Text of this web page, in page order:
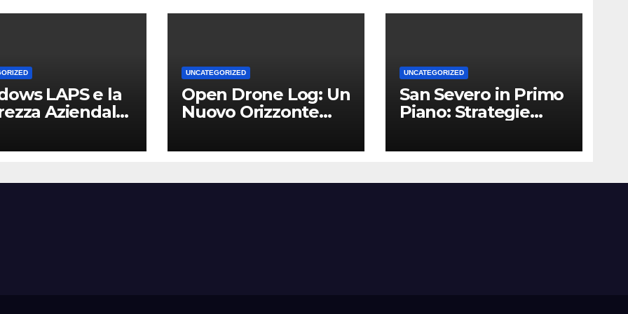
LAPS e la
Aziendale:
per le
UNCATEGORIZED
Open Drone Log: Un
Nuovo Orizzonte
Professionisti
UNCATEGORIZED
San Severo in Primo
Piano: Strategie
Attività Locali nei